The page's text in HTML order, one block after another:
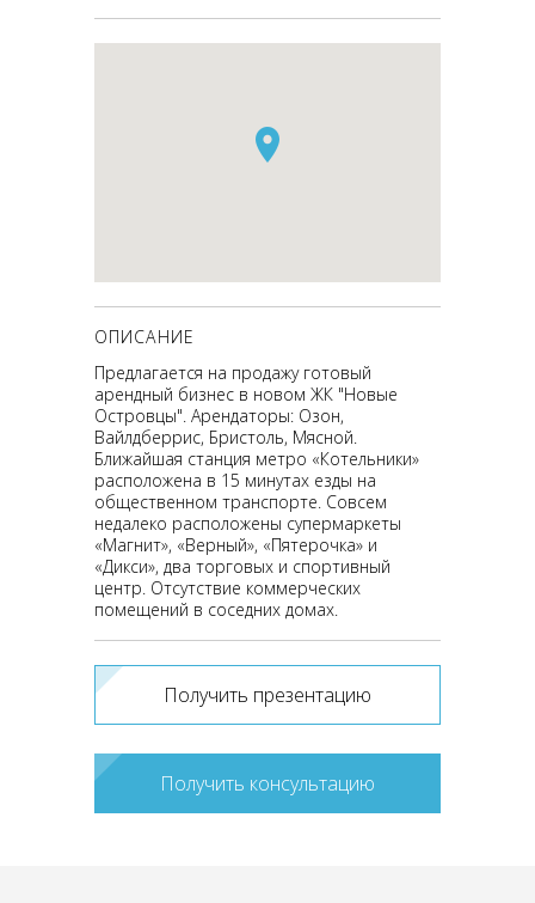
ОПИСАНИЕ
Предлагается на продажу готовый
арендный бизнес в новом ЖК "Новые
Островцы". Арендаторы: Озон,
Вайлдберрис, Бристоль, Мясной.
Ближайшая станция метро «Котельники»
расположена в 15 минутах езды на
общественном транспорте. Совсем
недалеко расположены супермаркеты
«Магнит», «Верный», «Пятерочка» и
«Дикси», два торговых и спортивный
центр. Отсутствие коммерческих
помещений в соседних домах.
Получить презентацию
Получить консультацию